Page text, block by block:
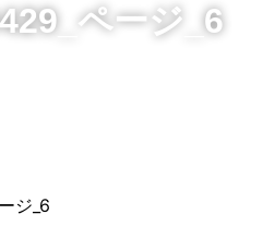
ページ_6
ジ_6